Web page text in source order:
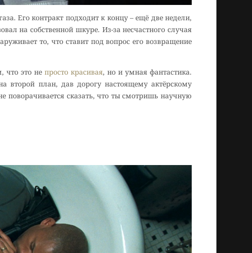
Его контракт подходит к концу – ещё две недели,
на собственной шкуре. Из-за несчастного случая
то, что ставит под вопрос его возвращение
что это не просто красивая, но и умная фантастика.
второй план, дав дорогу настоящему актёрскому
поворачивается сказать, что ты смотришь научную